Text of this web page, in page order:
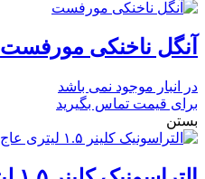
آنگل ناخنکی مورفست
در انبار موجود نمی باشد
برای قیمت تماس بگیرید
بستن